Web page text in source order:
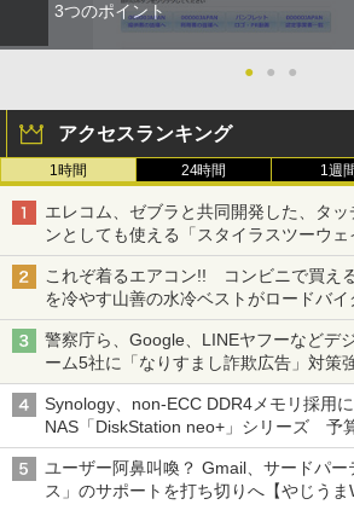
3つのポイント
● ● ●
アクセスランキング
1時間 24時間 1週
エレコム、ゼブラと共同開発した、タ
ンとしても使える「スタイラスツーウ
も、持ち替えずに書き込める
これぞ着るエアコン!! コンビニで買え
を冷やす山善の水冷ベストがロードバ
ち・ざ・ろーど！その14】【空いた時
警察庁ら、Google、LINEヤフーなどデ
ーム5社に「なりすまし詐欺広告」対
真や映像を使った投資詐欺などへの対策
Synology、non-ECC DDR4メモリ採用
NAS「DiskStation neo+」シリーズ 予
ECCメモリへのアップグレードも可能
ユーザー阿鼻叫喚？ Gmail、サードパー
ス」のサポートを打ち切りへ【やじうま